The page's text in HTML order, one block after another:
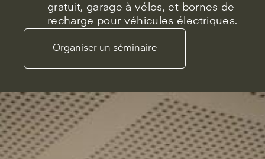
gratuit, garage à vélos, et bornes de
recharge pour véhicules électriques.
Organiser un séminaire